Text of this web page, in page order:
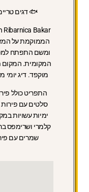
🐟 דגים
Ribarnica Bakar
הממוקמת על
ומשם התפתח
המקומית. המקום
מוקפד. דיג יומי
התפריטכולל
סלטים עם פירות
ימיות עשויות
קלמרי ושרימפס
שמרים עם